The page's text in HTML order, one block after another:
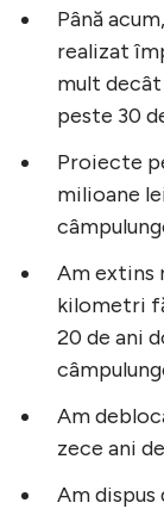
Până
realizat
mult
peste 30
Proiecte
milioane
Am extins
kilometri
20 de ani
Am
zece ani
Am dispus